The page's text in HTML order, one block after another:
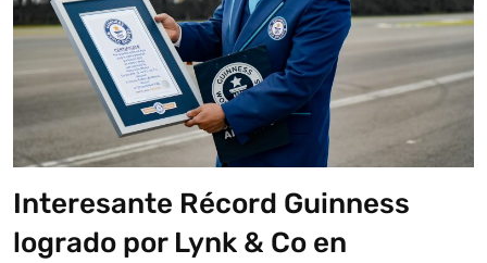
Interesante Récord Guinness
logrado por Lynk & Co en